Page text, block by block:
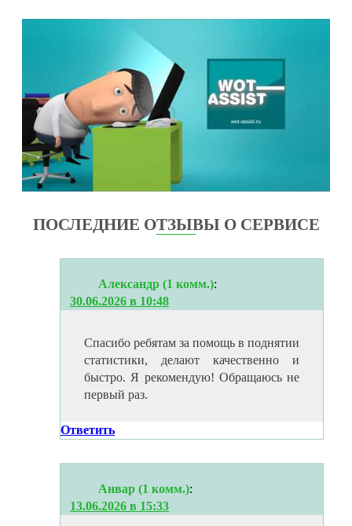
ПОСЛЕДНИЕ ОТЗЫВЫ О СЕРВИСЕ
Александр (1 комм.):
30.06.2026 в 10:48
Спасибо ребятам за помощь в поднятии
статистики, делают качественно и
быстро. Я рекомендую! Обращаюсь не
первый раз.
Ответить
Анвар (1 комм.):
13.06.2026 в 15:33